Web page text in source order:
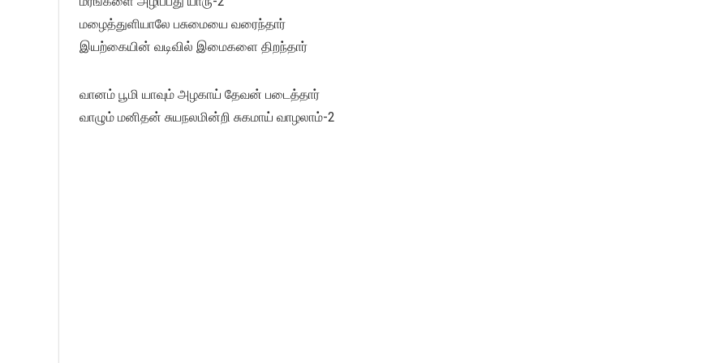
மழைத்துளியாலே பசுமையை வரைந்தார்
இயற்கையின் வடிவில் இமைகளை திறந்தார்
வானம் பூமி யாவும் அழகாய் தேவன் படைத்தார்
வாழும் மனிதன் சுயநலமின்றி சுகமாய் வாழலாம்-2